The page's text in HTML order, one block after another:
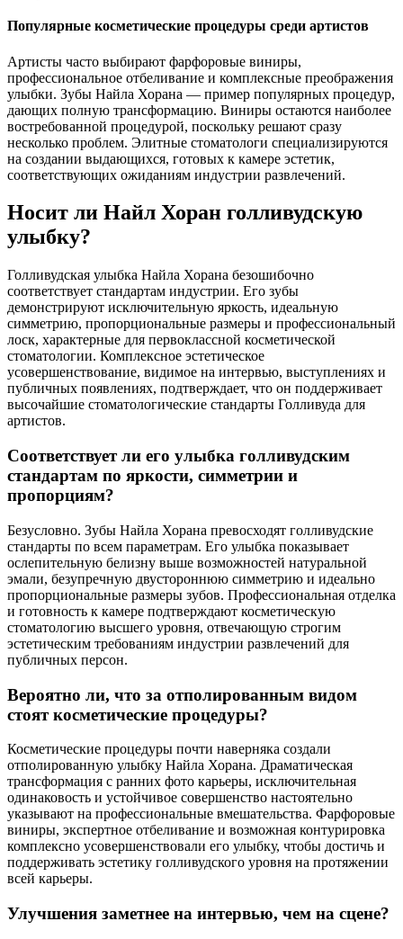
Популярные косметические процедуры среди артистов
Артисты часто выбирают фарфоровые виниры,
профессиональное отбеливание и комплексные преображения
улыбки. Зубы Найла Хорана — пример популярных процедур,
дающих полную трансформацию. Виниры остаются наиболее
востребованной процедурой, поскольку решают сразу
несколько проблем. Элитные стоматологи специализируются
на создании выдающихся, готовых к камере эстетик,
соответствующих ожиданиям индустрии развлечений.
Носит ли Найл Хоран голливудскую
улыбку?
Голливудская улыбка Найла Хорана безошибочно
соответствует стандартам индустрии. Его зубы
демонстрируют исключительную яркость, идеальную
симметрию, пропорциональные размеры и профессиональный
лоск, характерные для первоклассной косметической
стоматологии. Комплексное эстетическое
усовершенствование, видимое на интервью, выступлениях и
публичных появлениях, подтверждает, что он поддерживает
высочайшие стоматологические стандарты Голливуда для
артистов.
Соответствует ли его улыбка голливудским
стандартам по яркости, симметрии и
пропорциям?
Безусловно. Зубы Найла Хорана превосходят голливудские
стандарты по всем параметрам. Его улыбка показывает
ослепительную белизну выше возможностей натуральной
эмали, безупречную двустороннюю симметрию и идеально
пропорциональные размеры зубов. Профессиональная отделка
и готовность к камере подтверждают косметическую
стоматологию высшего уровня, отвечающую строгим
эстетическим требованиям индустрии развлечений для
публичных персон.
Вероятно ли, что за отполированным видом
стоят косметические процедуры?
Косметические процедуры почти наверняка создали
отполированную улыбку Найла Хорана. Драматическая
трансформация с ранних фото карьеры, исключительная
одинаковость и устойчивое совершенство настоятельно
указывают на профессиональные вмешательства. Фарфоровые
виниры, экспертное отбеливание и возможная контурировка
комплексно усовершенствовали его улыбку, чтобы достичь и
поддерживать эстетику голливудского уровня на протяжении
всей карьеры.
Улучшения заметнее на интервью, чем на сцене?